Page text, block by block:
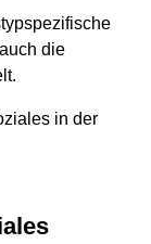
die
in der